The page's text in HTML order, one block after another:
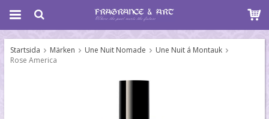
Startsida Märken Une Nuit Nomade
Une Nuit á Montauk
Rose America